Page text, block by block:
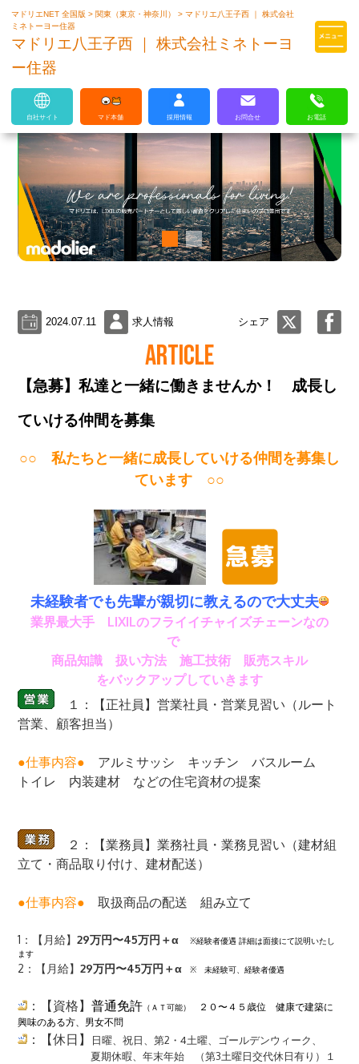
マドリエはLIXILの厳しい基準を
マドリエNET 全国版> 関東（東京・神奈川）>マドリエ八王子西 ｜ 株式会社
ミネトーヨー住器
マドリエ八王子西 ｜ 株式会社ミネトーヨ
ー住器
自社サイト マド本舗 採用情報 お問合せ お電話
2024.07.11 求人情報 シェア
ARTICLE
【急募】私達と一緒に働きませんか！ 成長し
ていける仲間を募集